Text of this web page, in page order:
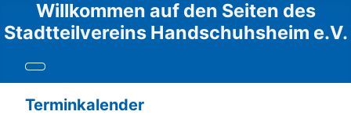
Willkommen auf den Seiten des
Stadtteilvereins Handschuhsheim e.V.
Terminkalender